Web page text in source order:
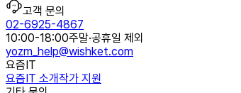
고객 문의
02-6925-4867
10:00-18:00주말·공휴일 제외
yozm_help@wishket.com
요즘IT
요즘IT 소개작가 지원